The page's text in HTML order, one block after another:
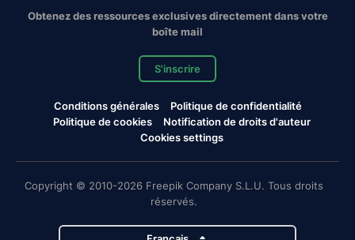
Obtenez des ressources exclusives directement dans votre
boîte mail
S'inscrire
Conditions générales
Politique de confidentialité
Politique de cookies
Notification de droits d'auteur
Cookies settings
Copyright © 2010-2026 Freepik Company S.L.U. Tous droits
réservés.